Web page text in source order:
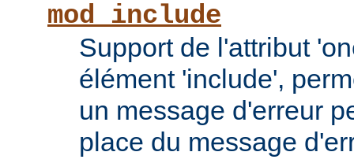
mod_include
Support de l'attribut
élément 'include',
un message d'erreur
place du message